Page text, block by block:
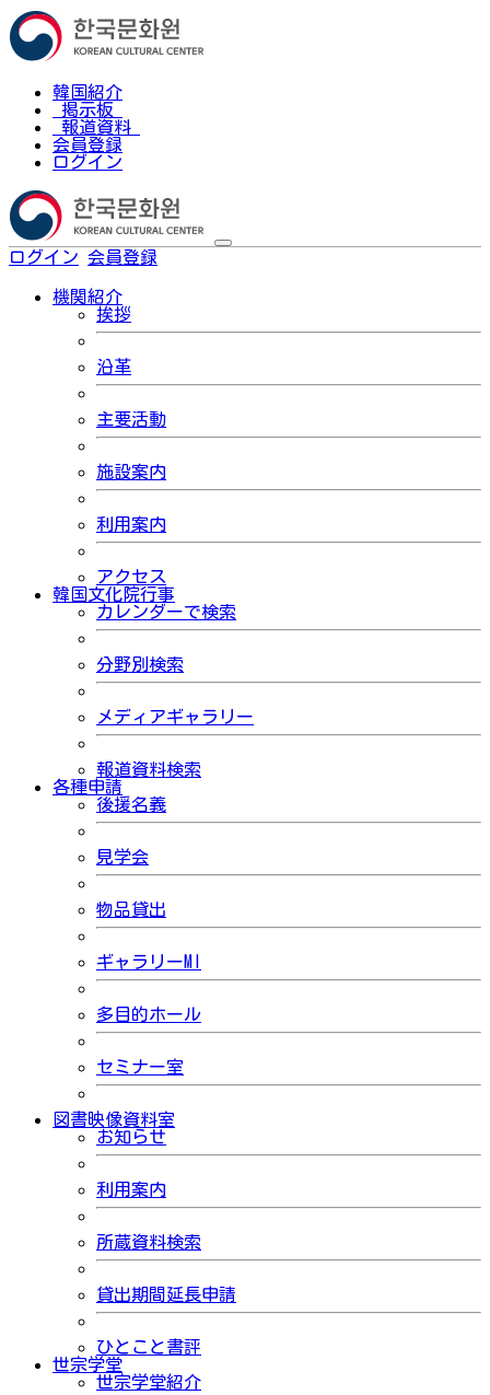
韓国紹介
掲示板
報道資料
会員登録
ログイン
ログイン 会員登録
機関紹介
挨拶
沿革
主要活動
施設案内
利用案内
アクセス
韓国文化院行事
カレンダーで検索
分野別検索
メディアギャラリー
報道資料検索
各種申請
後援名義
見学会
物品貸出
ギャラリーMI
多目的ホール
セミナー室
図書映像資料室
お知らせ
利用案内
所蔵資料検索
貸出期間延長申請
ひとこと書評
世宗学堂
世宗学堂紹介